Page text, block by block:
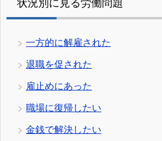
状況別に見る労働問題
一方的に解雇された
退職を促された
雇止めにあった
職場に復帰したい
金銭で解決したい